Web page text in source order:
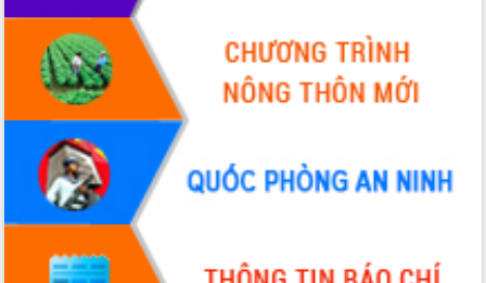
Hội thảo góp ý hồ sơ điều chỉnh quy
hoạch tỉnh Đắk Lắk thời kỳ 2021-2030,
tầm nhìn đến năm 2050
Nâng cao hiệu quả hoạt động của các
doanh nghiệp nhà nước
Hội nghị triển khai kết nối mạng
truyền số liệu chuyên dùng phục vụ cơ
quan Đảng, Nhà nước
Lễ phát động chuỗi hoạt động chung
tay làm sạch môi trường
Xã Ea Kar bước chuyển mình trong
công tác cải cách hành chính mô hình